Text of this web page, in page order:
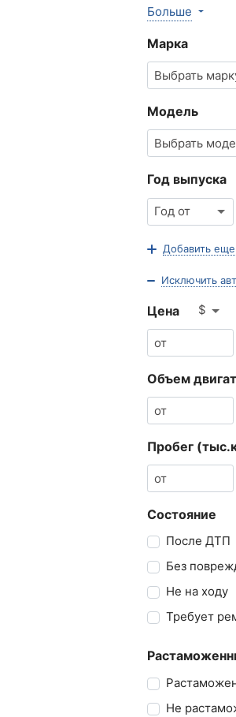
Больше
Марка
Выбрать
Модель
Выбрать
Год выпуска
Год от
Добавить
Исключить
Цена $
Объем
Пробег
Состояние
После ДТП
Без
Не на ходу
Требует
Не